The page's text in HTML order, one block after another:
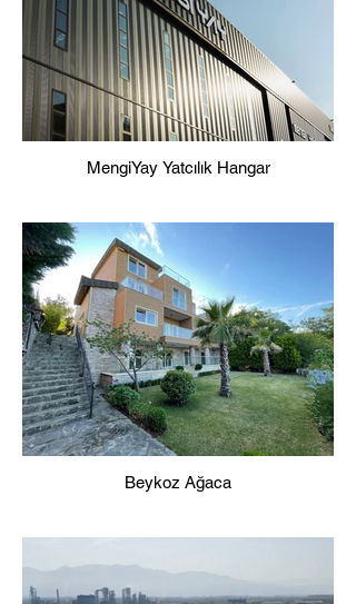
MengiYay Yatcılık Hangar
Beykoz Ağaca